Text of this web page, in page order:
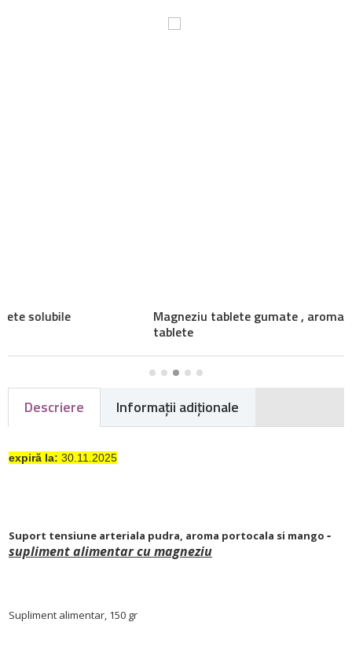
Magneziu tablete gumate , aroma mandarina, 120
Descriere Informaţii adiţionale
expiră la: 30.11.2025
Suport tensiune arteriala pudra, aroma portocala si mango -
supliment alimentar cu magneziu
Supliment alimentar, 150 gr